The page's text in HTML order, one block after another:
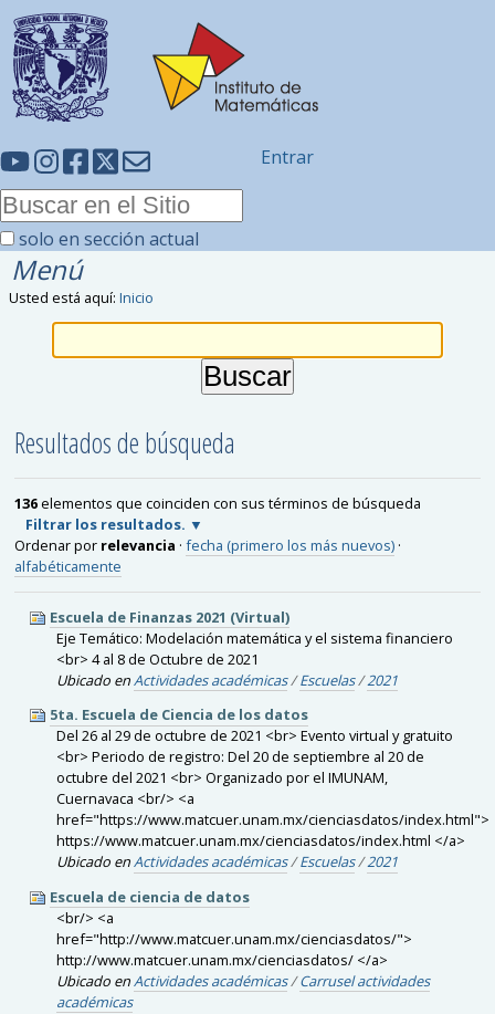
solo en sección actual
Entrar
Menú
Usted está aquí: Inicio
Resultados de búsqueda
136elementos que coinciden con sus términos de búsqueda
Filtrar los resultados.
Ordenar por relevancia · fecha (primero los más nuevos) ·
alfabéticamente
Escuela de Finanzas 2021 (Virtual)
Eje Temático: Modelación matemática y el sistema financiero
<br> 4 al 8 de Octubre de 2021
Ubicado en Actividades académicas/Escuelas/2021
5ta. Escuela de Ciencia de los datos
Del 26 al 29 de octubre de 2021 <br> Evento virtual y gratuito
<br> Periodo de registro: Del 20 de septiembre al 20 de
octubre del 2021 <br> Organizado por el IMUNAM,
Cuernavaca <br/> <a
href="https://www.matcuer.unam.mx/cienciasdatos/index.html">
https://www.matcuer.unam.mx/cienciasdatos/index.html </a>
Ubicado enActividades académicas/Escuelas/2021
Escuela de ciencia de datos
<br/> <a
href="http://www.matcuer.unam.mx/cienciasdatos/">
http://www.matcuer.unam.mx/cienciasdatos/ </a>
Ubicado enActividades académicas/Carrusel actividades
académicas